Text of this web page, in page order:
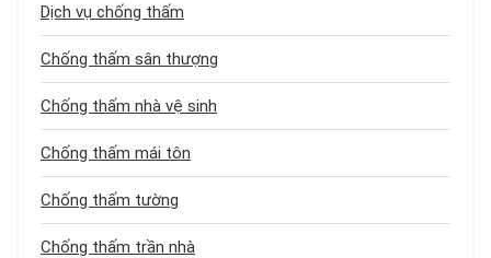
Dịch vụ chống thấm
Chống thấm sân thượng
Chống thấm nhà vệ sinh
Chống thấm mái tôn
Chống thấm tường
Chống thấm trần nhà